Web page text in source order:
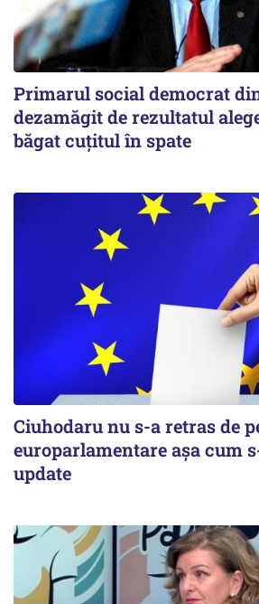
Primarul social democrat
dezamăgit de rezultatul
băgat cuţitul în spate
Ciuhodaru nu s-a retras de
europarlamentare așa cum
update